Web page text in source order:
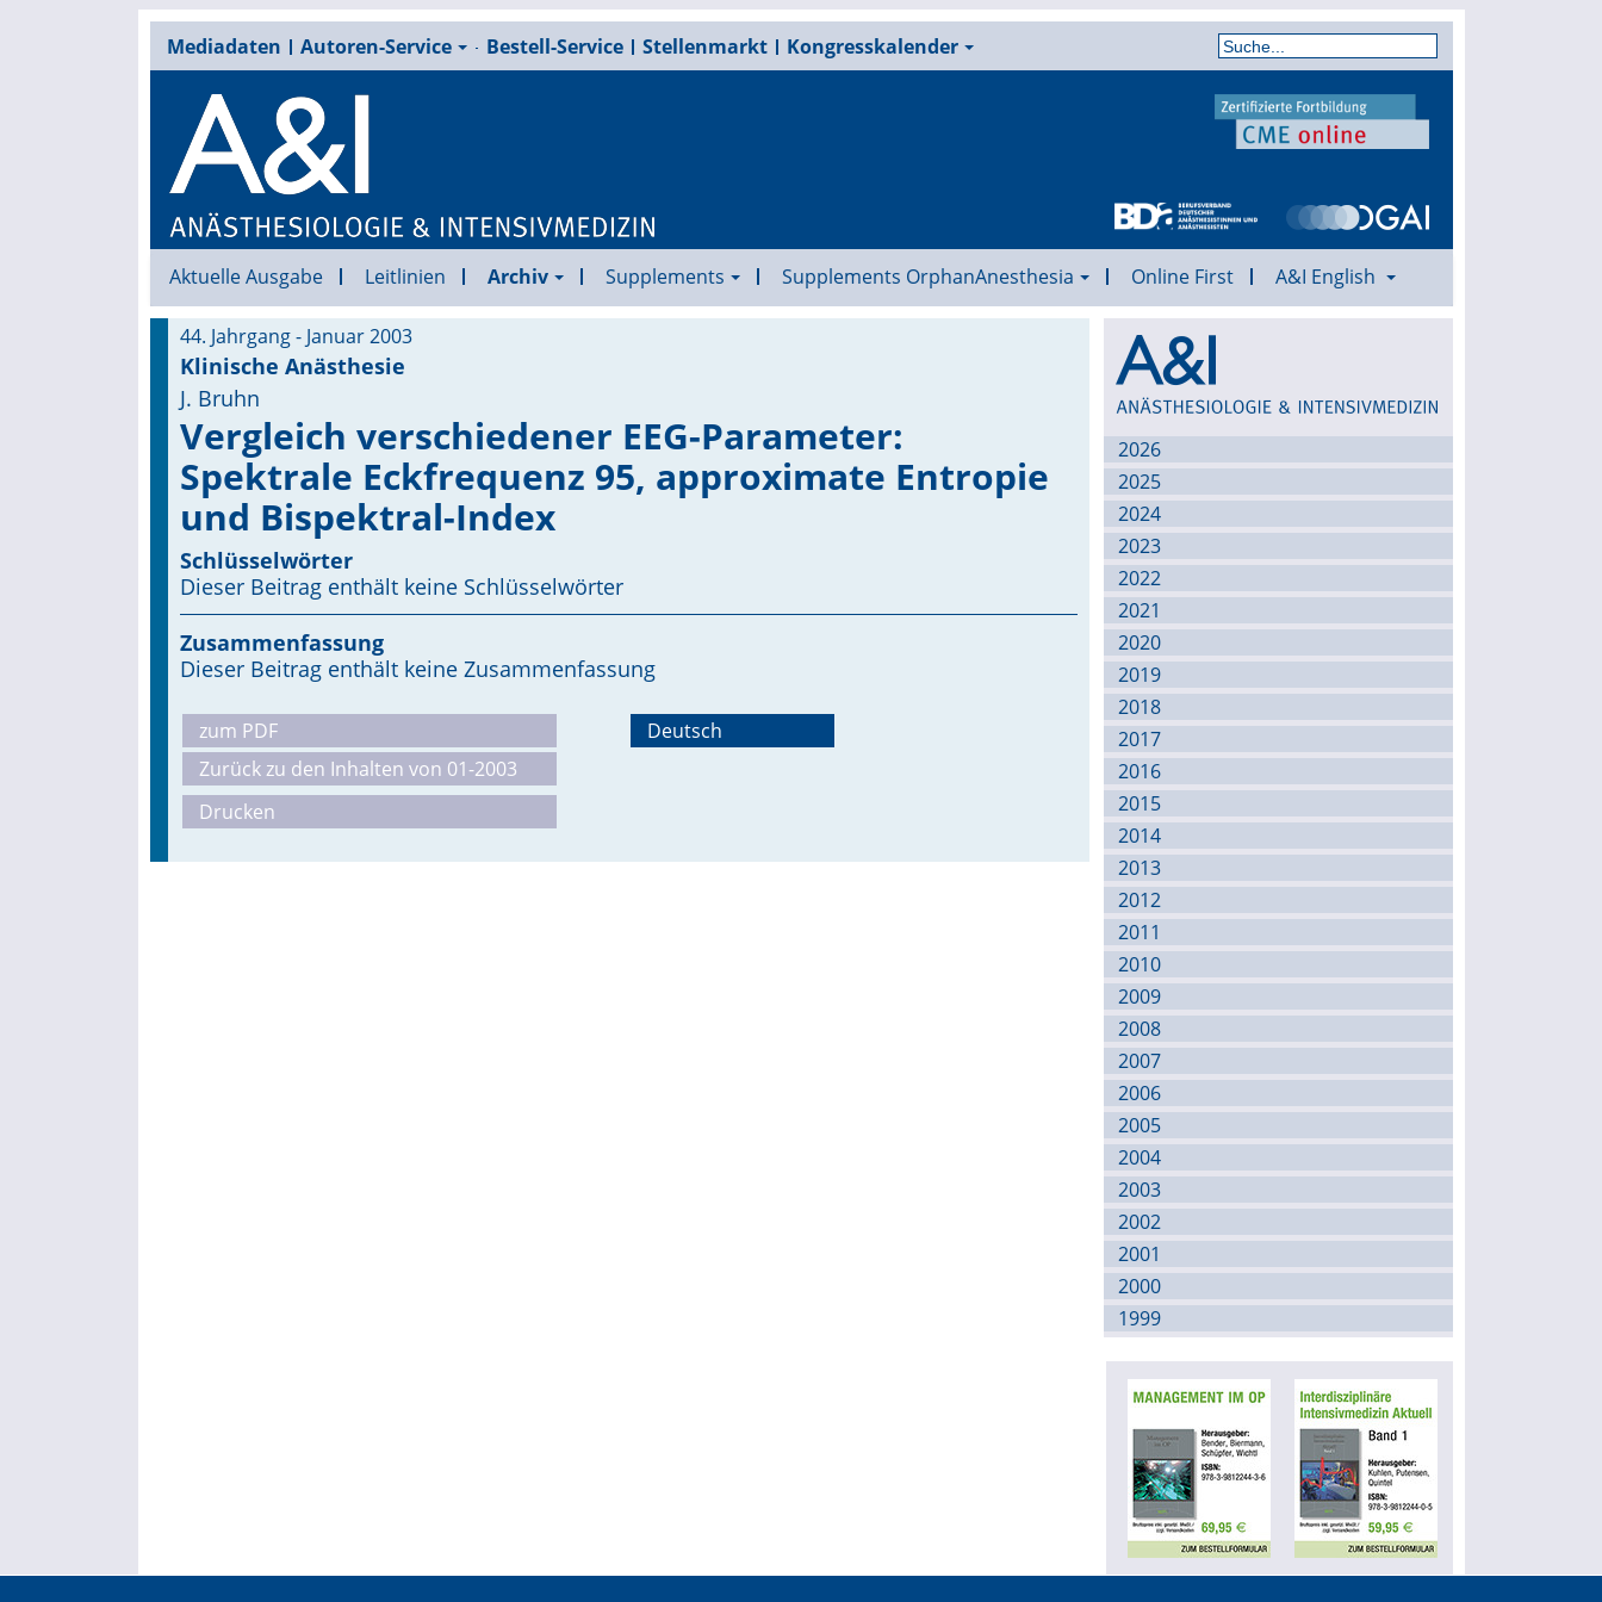
Mediadaten Autoren-Service Bestell-Service Stellenmarkt Kongresskalender
Aktuelle Ausgabe Leitlinien Archiv Supplements Supplements OrphanAnesthesia Online First A&I English
44. Jahrgang - Januar 2003
Klinische Anästhesie
J. Bruhn
Vergleich verschiedener EEG-Parameter:
Spektrale Eckfrequenz 95, approximate Entropie
und Bispektral-Index
Schlüsselwörter
Dieser Beitrag enthält keine Schlüsselwörter
Zusammenfassung
Dieser Beitrag enthält keine Zusammenfassung
zum PDF
Zurück zu den Inhalten von 01-2003
Drucken
Deutsch
Archiv
2026
2025
2024
2023
2022
2021
2020
2019
2018
2017
2016
2015
2014
2013
2012
2011
2010
2009
2008
2007
2006
2005
2004
2003
2002
2001
2000
1999